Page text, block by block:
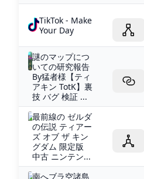
TikTok - Make
Your Day
謎のマップにつ
いての研究報告
By猛者様【ティ
アキン TotK】裏
技 バグ 検証 ...
最前線の ゼルダ
の伝説 ティアー
ズ オブ ザ キン
グダム 限定版
中古 ニンテン...
南へブラ空諸島